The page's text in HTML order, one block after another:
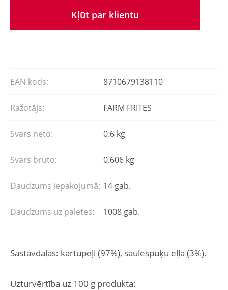
Kļūt par klientu
EAN kods: 8710679138110
Ražotājs: FARM FRITES
Svars neto: 0.6 kg
Svars bruto: 0.606 kg
Daudzums iepakojumā: 14 gab.
Daudzums uz paletes: 1008 gab.
Sastāvdaļas: kartupeļi (97%), saulespuķu eļļa (3%).
Uzturvērtība uz 100 g produkta: